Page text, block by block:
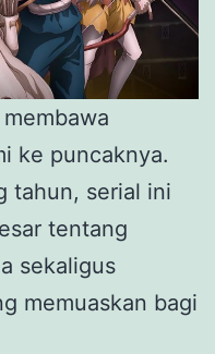
membawa
ke puncaknya.
tahun, serial ini
tentang
sekaligus
memuaskan bagi